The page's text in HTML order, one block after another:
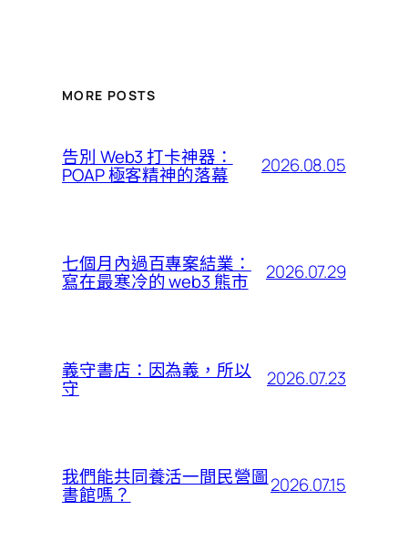
MORE POSTS
告別 Web3 打卡神器：
POAP 極客精神的落幕 2026.08.05
七個月內過百專案結業：
寫在最寒冷的 web3 熊市 2026.07.29
義守書店：因為義，所以
守 2026.07.23
我們能共同養活一間民營圖
書館嗎？ 2026.07.15